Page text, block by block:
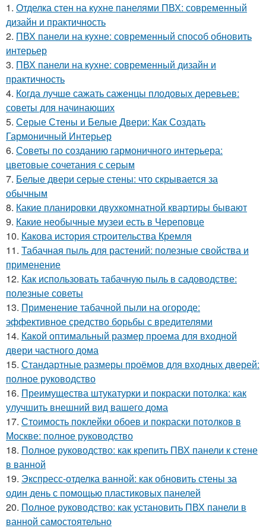
1. Отделка стен на кухне панелями ПВХ: современный
дизайн и практичность
2. ПВХ панели на кухне: современный способ обновить
интерьер
3. ПВХ панели на кухне: современный дизайн и
практичность
4. Когда лучше сажать саженцы плодовых деревьев:
советы для начинающих
5. Серые Стены и Белые Двери: Как Создать
Гармоничный Интерьер
6. Советы по созданию гармоничного интерьера:
цветовые сочетания с серым
7. Белые двери серые стены: что скрывается за
обычным
8. Какие планировки двухкомнатной квартиры бывают
9. Какие необычные музеи есть в Череповце
10. Какова история строительства Кремля
11. Табачная пыль для растений: полезные свойства и
применение
12. Как использовать табачную пыль в садоводстве:
полезные советы
13. Применение табачной пыли на огороде:
эффективное средство борьбы с вредителями
14. Какой оптимальный размер проема для входной
двери частного дома
15. Стандартные размеры проёмов для входных дверей:
полное руководство
16. Преимущества штукатурки и покраски потолка: как
улучшить внешний вид вашего дома
17. Стоимость поклейки обоев и покраски потолков в
Москве: полное руководство
18. Полное руководство: как крепить ПВХ панели к стене
в ванной
19. Экспресс-отделка ванной: как обновить стены за
один день с помощью пластиковых панелей
20. Полное руководство: как установить ПВХ панели в
ванной самостоятельно